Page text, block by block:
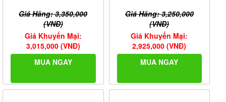
Giá Hãng: 3,350,000
(VNĐ)
Giá Khuyến Mại:
3,015,000 (VNĐ)
MUA NGAY
Giá Hãng: 3,250,000
(VNĐ)
Giá Khuyến Mại:
2,925,000 (VNĐ)
MUA NGAY